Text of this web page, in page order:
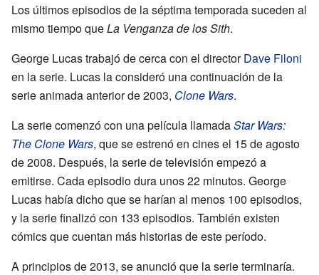
Los últimos episodios de la séptima temporada suceden al
mismo tiempo queLa Venganza de los Sith.
George Lucas trabajó de cerca con el directorDave Filoni
en la serie. Lucas la consideró una continuación de la
serie animada anterior de 2003, Clone Wars.
La serie comenzó con una película llamadaStar Wars:
The Clone Wars, que se estrenó en cines el 15 de agosto
de 2008. Después, la serie de televisión empezó a
emitirse. Cada episodio dura unos 22 minutos. George
Lucas había dicho que se harían al menos 100 episodios,
y la serie finalizó con 133 episodios. También existen
cómics que cuentan más historias de este período.
A principios de 2013, se anunció que la serie terminaría.